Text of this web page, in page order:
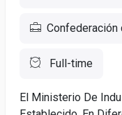
Confederación
Full-time
El Ministerio De